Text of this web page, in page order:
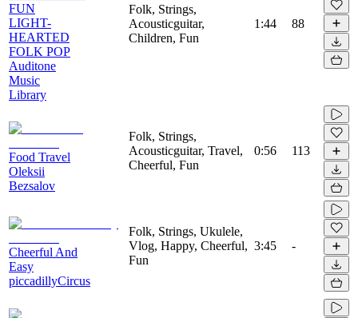
FUN
LIGHT-
HEARTED
FOLK POP
Auditone
Music
Library
Folk, Strings,
Acousticguitar,
Children, Fun
1:44 88
Food Travel
Oleksii
Bezsalov
Folk, Strings,
Acousticguitar, Travel,
Cheerful, Fun
0:56 113
Cheerful And
Easy
piccadillyCircus
Folk, Strings, Ukulele,
Vlog, Happy, Cheerful,
Fun
3:45 -